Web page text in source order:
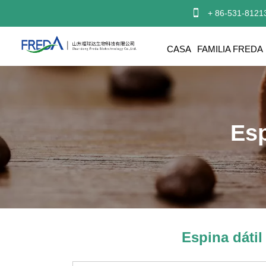
 + 86-531-
CASA FAMILIA FREDA
Espina